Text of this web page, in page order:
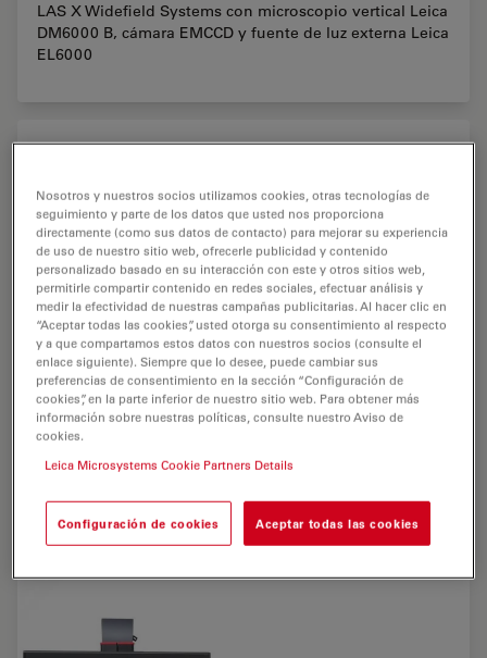
LAS X Widefield Systems con microscopio vertical Leica
DM6000 B, cámara EMCCD y fuente de luz externa Leica
EL6000
Leica AF6000
M205 FA y fuente de luz externa Leica EL6000
Nosotros y nuestros socios utilizamos cookies, otras tecnologías de
seguimiento y parte de los datos que usted nos proporciona
directamente (como sus datos de contacto) para mejorar su experiencia
de uso de nuestro sitio web, ofrecerle publicidad y contenido
personalizado basado en su interacción con este y otros sitios web,
permitirle compartir contenido en redes sociales, efectuar análisis y
medir la efectividad de nuestras campañas publicitarias. Al hacer clic en
“Aceptar todas las cookies”, usted otorga su consentimiento al respecto
y a que compartamos estos datos con nuestros socios (consulte el
enlace siguiente). Siempre que lo desee, puede cambiar sus
preferencias de consentimiento en la sección “Configuración de
cookies”, en la parte inferior de nuestro sitio web. Para obtener más
información sobre nuestras políticas, consulte nuestro Aviso de
cookies.
Leica Microsystems Cookie Partners Details
Configuración de cookies Aceptar todas las cookies